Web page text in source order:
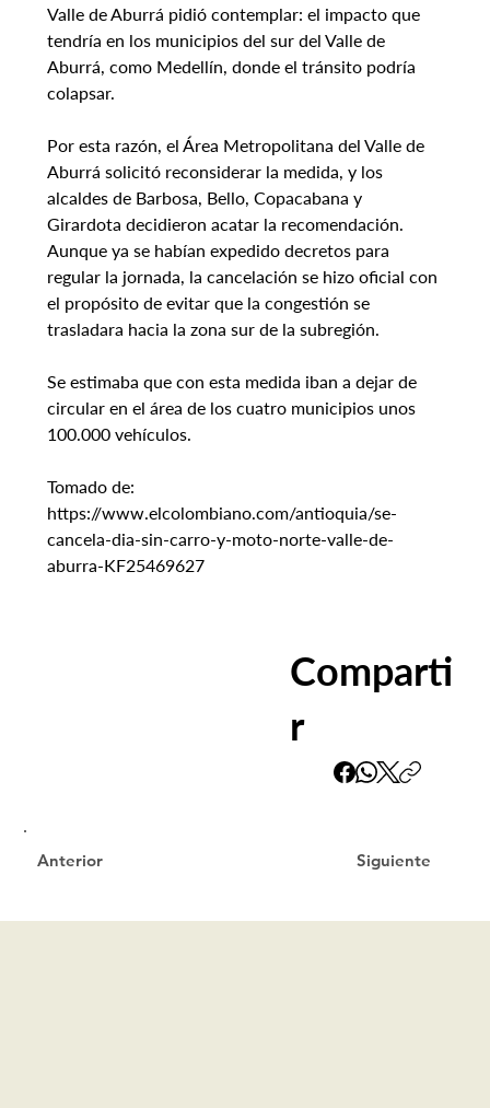
Valle de Aburrá pidió contemplar: el impacto que
tendría en los municipios del sur del Valle de
Aburrá, como Medellín, donde el tránsito podría
colapsar.
Por esta razón, el Área Metropolitana del Valle de
Aburrá solicitó reconsiderar la medida, y los
alcaldes de Barbosa, Bello, Copacabana y
Girardota decidieron acatar la recomendación.
Aunque ya se habían expedido decretos para
regular la jornada, la cancelación se hizo oficial con
el propósito de evitar que la congestión se
trasladara hacia la zona sur de la subregión.
Se estimaba que con esta medida iban a dejar de
circular en el área de los cuatro municipios unos
100.000 vehículos.
Tomado de:
https://www.elcolombiano.com/antioquia/se-
cancela-dia-sin-carro-y-moto-norte-valle-de-
aburra-KF25469627
Comparti
r
Siguiente
Anterior